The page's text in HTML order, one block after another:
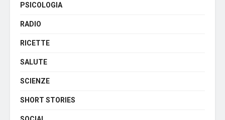
PSICOLOGIA
RADIO
RICETTE
SALUTE
SCIENZE
SHORT STORIES